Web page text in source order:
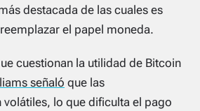
destacada de las cuales es
el papel moneda.
cuestionan la utilidad de Bitcoin
señaló que las
lo que dificulta el pago